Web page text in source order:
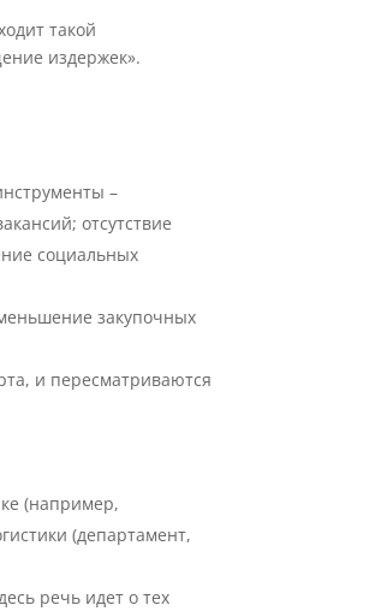
такой
издержек».
–
отсутствие
социальных
закупочных
и пересматриваются
(например,
(департамент,
речь идет о тех